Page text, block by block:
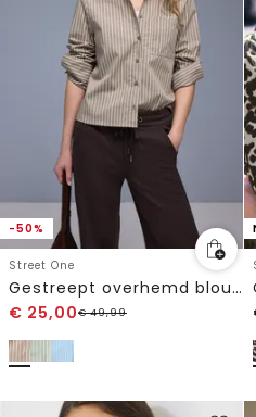
-50%
Street One
Gestreept overhemd blouse
€ 25,00€49,99